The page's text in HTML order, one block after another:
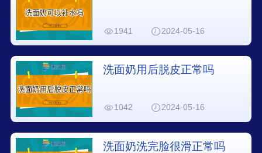
1941 2024-05-16
洗面奶用后脱皮正常吗
1042 2024-05-16
洗面奶洗完脸很滑正常吗